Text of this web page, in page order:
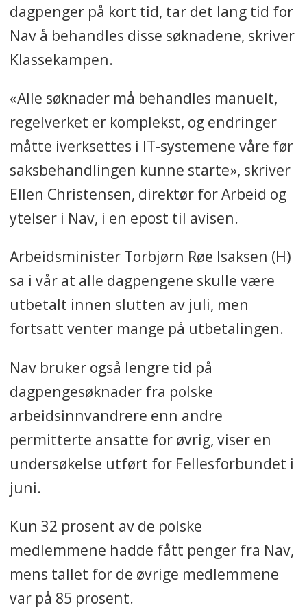
dagpenger på kort tid, tar det lang tid for
Nav å behandles disse søknadene, skriver
Klassekampen.
«Alle søknader må behandles manuelt,
regelverket er komplekst, og endringer
måtte iverksettes i IT-systemene våre før
saksbehandlingen kunne starte», skriver
Ellen Christensen, direktør for Arbeid og
ytelser i Nav, i en epost til avisen.
Arbeidsminister Torbjørn Røe Isaksen (H)
sa i vår at alle dagpengene skulle være
utbetalt innen slutten av juli, men
fortsatt venter mange på utbetalingen.
Nav bruker også lengre tid på
dagpengesøknader fra polske
arbeidsinnvandrere enn andre
permitterte ansatte for øvrig, viser en
undersøkelse utført for Fellesforbundet i
juni.
Kun 32 prosent av de polske
medlemmene hadde fått penger fra Nav,
mens tallet for de øvrige medlemmene
var på 85 prosent.